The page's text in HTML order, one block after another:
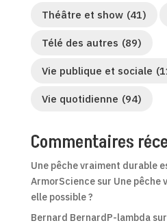
Théâtre et show (41)
Télé des autres (89)
Vie publique et sociale
Vie quotidienne (94)
Commentaires
Une pêche vraiment durable
ArmorSciencesur Une pêche
elle possible ?
Bernard BernardP-lambdasur